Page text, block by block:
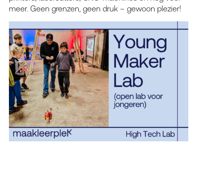
meer. Geen grenzen, geen druk – gewoon plezier!